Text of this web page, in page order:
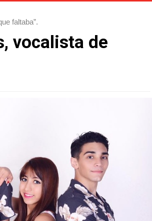
faltaba”.
vocalista de